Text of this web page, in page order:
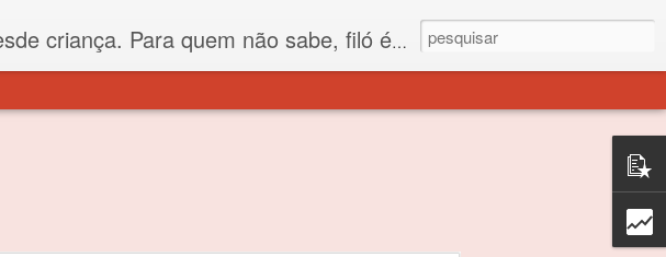
exposto ao ar soprado para dentro, nunca vai se encher. Aí está o propósito deste nome... Para viver em sociedade tem que ter saco de filó.